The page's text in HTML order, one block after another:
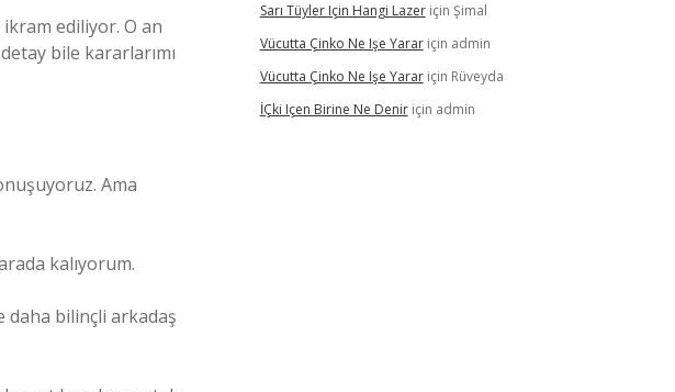
ediliyor. O an
bile kararlarımı
Ama
kalıyorum.
daha bilinçli arkadaş
Sarı Tüyler Için Hangi Lazeriçin Şimal
Vücutta Çinko Ne Işe Yarariçin admin
Vücutta Çinko Ne Işe Yarariçin Rüveyda
İÇki Içen Birine Ne Deniriçin admin